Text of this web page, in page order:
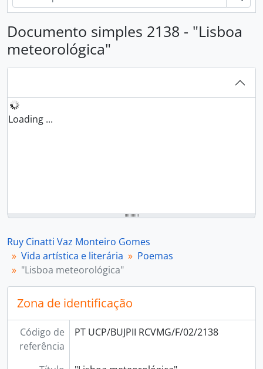
Documento simples 2138 - "Lisboa
meteorológica"
Loading ...
Ruy Cinatti Vaz Monteiro Gomes
Vida artística e literária
Poemas
"Lisboa meteorológica"
Zona de identificação
Código de
referência
PT UCP/BUJPII RCVMG/F/02/2138